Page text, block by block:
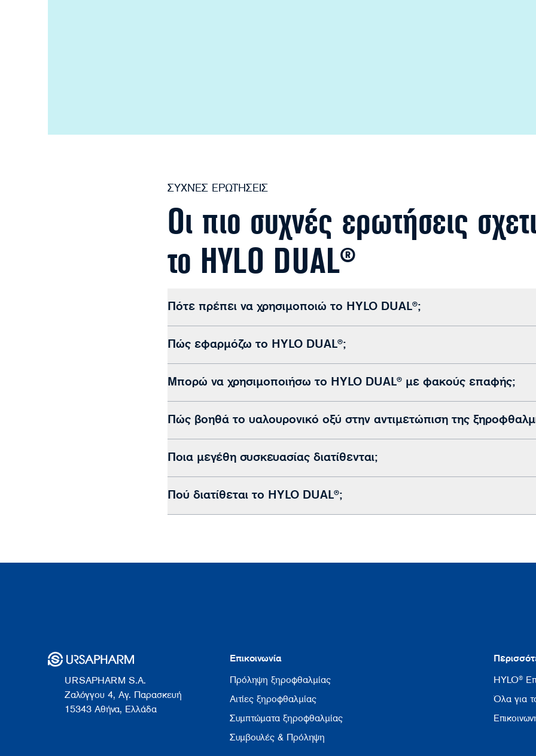
ΣΥΧΝΈΣ ΕΡΩΤΉΣΕΙΣ
Οι πιο συχνές ερωτήσεις
το HYLO DUAL®
Πότε πρέπει να χρησιμοποιώ το HYLO DUAL®;
Πώς εφαρμόζω το HYLO DUAL®;
Μπορώ να χρησιμοποιήσω το HYLO DUAL® με φακούς επαφής;
Πώς βοηθά το υαλουρονικό οξύ στην αντιμετώπιση της
Ποια μεγέθη συσκευασίας διατίθενται;
Πού διατίθεται το HYLO DUAL®;
URSAPHARM S.A.
Ζαλόγγου 4, Αγ. Παρασκευή
15343 Αθήνα, Ελλάδα
Επικοινωνία
Πρόληψη ξηροφθαλμίας
Αιτίες ξηροφθαλμίας
Συμπτώματα ξηροφθαλμίας
Συμβουλές & Πρόληψη
HYLO®
Όλα για